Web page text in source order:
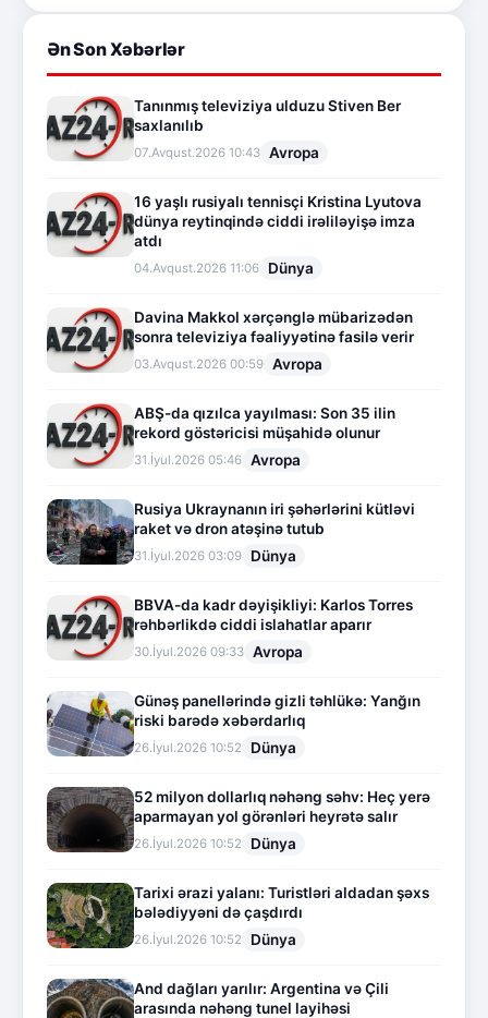
Ən Son Xəbərlər
Tanınmış televiziya ulduzu Stiven Ber
saxlanılıb
07.Avqust.2026 10:43 Avropa
16 yaşlı rusiyalı tennisçi Kristina Lyutova
dünya reytinqində ciddi irəliləyişə imza
atdı
04.Avqust.2026 11:06 Dünya
Davina Makkol xərçənglə mübarizədən
sonra televiziya fəaliyyətinə fasilə verir
03.Avqust.2026 00:59 Avropa
ABŞ-da qızılca yayılması: Son 35 ilin
rekord göstəricisi müşahidə olunur
31.İyul.2026 05:46 Avropa
Rusiya Ukraynanın iri şəhərlərini kütləvi
raket və dron atəşinə tutub
31.İyul.2026 03:09 Dünya
BBVA-da kadr dəyişikliyi: Karlos Torres
rəhbərlikdə ciddi islahatlar aparır
30.İyul.2026 09:33 Avropa
Günəş panellərində gizli təhlükə: Yanğın
riski barədə xəbərdarlıq
26.İyul.2026 10:52 Dünya
52 milyon dollarlıq nəhəng səhv: Heç yerə
aparmayan yol görənləri heyrətə salır
26.İyul.2026 10:52 Dünya
Tarixi ərazi yalanı: Turistləri aldadan şəxs
bələdiyyəni də çaşdırdı
26.İyul.2026 10:52 Dünya
And dağları yarılır: Argentina və Çili
arasında nəhəng tunel layihəsi